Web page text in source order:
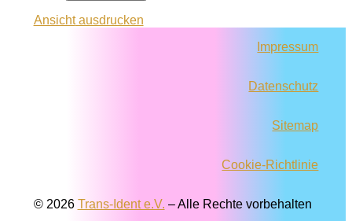
Ansichtausdrucken
Impressum
Datenschutz
Sitemap
Cookie-Richtlinie
© 2026 Trans-Ident e.V. – Alle Rechte vorbehalten